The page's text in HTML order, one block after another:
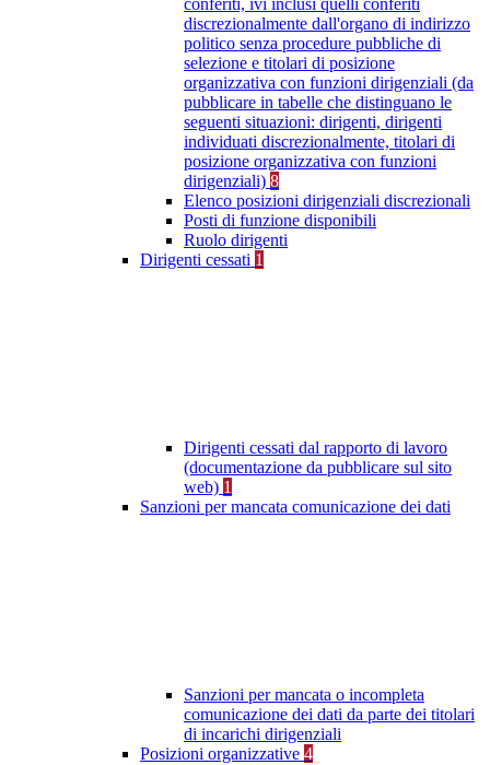
conferiti, ivi inclusi quelli conferiti
discrezionalmente dall'organo di indirizzo
politico senza procedure pubbliche di
selezione e titolari di posizione
organizzativa con funzioni dirigenziali (da
pubblicare in tabelle che distinguano le
seguenti situazioni: dirigenti, dirigenti
individuati discrezionalmente, titolari di
posizione organizzativa con funzioni
dirigenziali) 8
Elenco posizioni dirigenziali discrezionali
Posti di funzione disponibili
Ruolo dirigenti
Dirigenti cessati 1
Dirigenti cessati dal rapporto di lavoro
(documentazione da pubblicare sul sito
web) 1
Sanzioni per mancata comunicazione dei dati
Sanzioni per mancata o incompleta
comunicazione dei dati da parte dei titolari
di incarichi dirigenziali
Posizioni organizzative 4